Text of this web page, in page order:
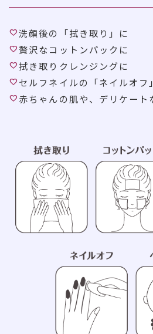
洗顔後の「拭き取り」に
贅沢なコットンパックに
拭き取りクレンジングに
セルフネイルの「ネイルオフ
赤ちゃんの肌や、デリケート